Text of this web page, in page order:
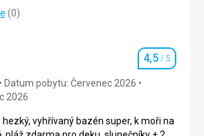
2,0/ 5
2,0 / 5
(0)
Hodnocení
4,5 / 5
Datum pobytu: Červenec 2026
2026
vyhřívaný bazén super, k moři na